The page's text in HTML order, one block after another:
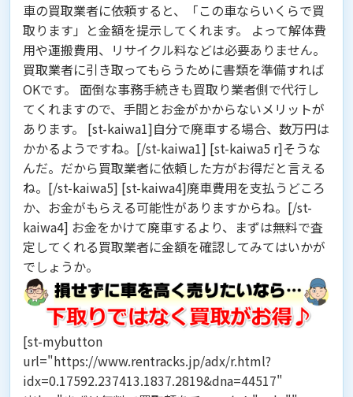
車の買取業者に依頼すると、「この車ならいくらで買
取ります」と金額を提示してくれます。 よって解体費
用や運搬費用、リサイクル料などは必要ありません。
買取業者に引き取ってもらうために書類を準備すれば
OKです。 面倒な事務手続きも買取り業者側で代行し
てくれますので、手間とお金がかからないメリットが
あります。 [st-kaiwa1]自分で廃車する場合、数万円は
かかるようですね。[/st-kaiwa1] [st-kaiwa5 r]そうな
んだ。だから買取業者に依頼した方がお得だと言える
ね。[/st-kaiwa5] [st-kaiwa4]廃車費用を支払うどころ
か、お金がもらえる可能性がありますからね。[/st-
kaiwa4] お金をかけて廃車するより、まずは無料で査
定してくれる買取業者に金額を確認してみてはいかが
でしょうか。
[st-mybutton
url="https://www.rentracks.jp/adx/r.html?
idx=0.17592.237413.1837.2819&dna=44517"